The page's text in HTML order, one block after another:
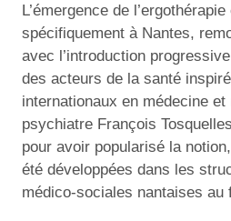
L’émergence de
spécifiquement à Nantes,
avec l’introduction
des acteurs de la santé
internationaux en médecine
psychiatre François
pour avoir popularisé la
été développées dans les
médico-sociales nantaises au